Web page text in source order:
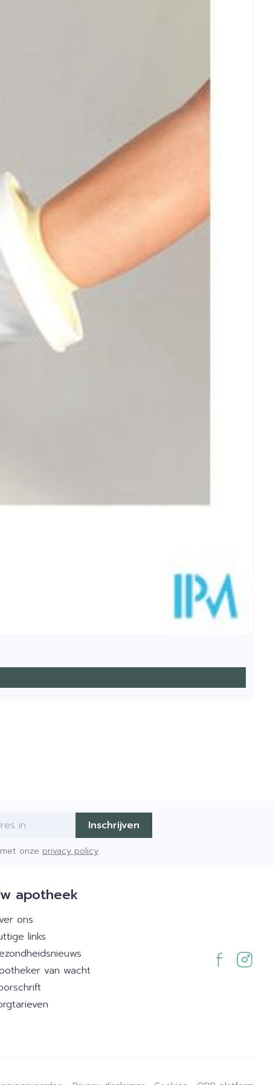
Inschrijven
onze privacy policy.
apotheek
ons
links
van wacht